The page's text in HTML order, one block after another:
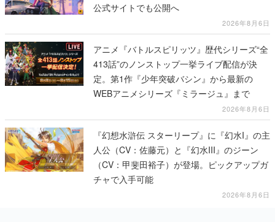
公式サイトでも公開へ
2026年8月6日
アニメ『バトルスピリッツ』歴代シリーズ“全
413話”のノンストップ一挙ライブ配信が決
定。第1作『少年突破バシン』から最新の
WEBアニメシリーズ『ミラージュ』まで
2026年8月6日
『幻想水滸伝 スターリープ』に『幻水I』の主
人公（CV：佐藤元）と『幻水III』のジーン
（CV：甲斐田裕子）が登場。ピックアップガ
チャで入手可能
2026年8月6日